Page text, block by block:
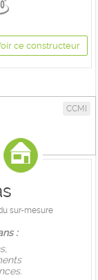
ce constructeur
CCMI
sur-mesure
: